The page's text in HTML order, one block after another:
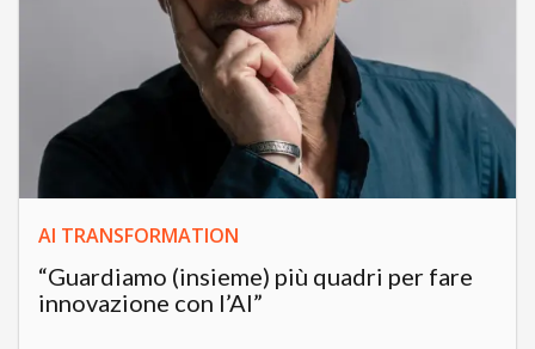
AI TRANSFORMATION
“Guardiamo (insieme) più quadri per fare
innovazione con l’AI”